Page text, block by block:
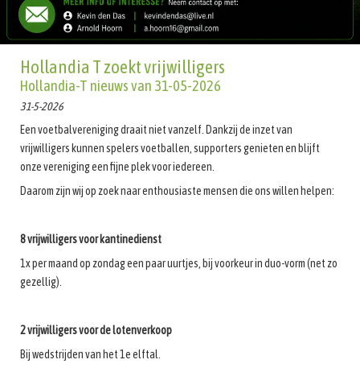
Hollandia T zoekt vrijwilligers
Hollandia-T nieuws van 31-05-2026
31-5-2026
Een voetbalvereniging draait niet vanzelf. Dankzij de inzet van
vrijwilligers kunnen spelers voetballen, supporters genieten en blijft
onze vereniging een fijne plek voor iedereen.
Daarom zijn wij op zoek naar enthousiaste mensen die ons willen helpen:
8 vrijwilligers voor kantinedienst
1x per maand op zondag een paar uurtjes, bij voorkeur in duo-vorm (net zo
gezellig).
2 vrijwilligers voor de lotenverkoop
Bij wedstrijden van het 1e elftal.